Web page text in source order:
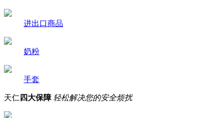
进出口商品
奶粉
手套
天仁 四大保障 轻松解决您的安全烦扰